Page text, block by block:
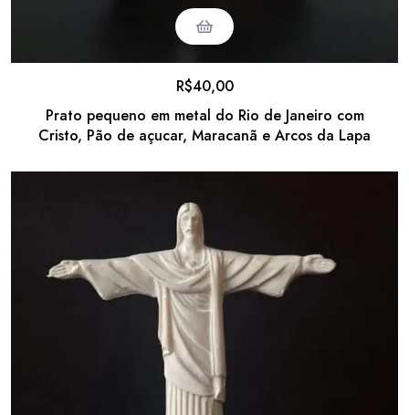
Prato pequeno em metal do Rio de Janeiro com
Cristo, Pão de açucar, Maracanã e Arcos da Lapa
R$40,00